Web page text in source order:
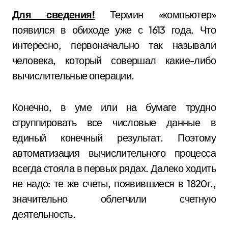
Для сведения!Термин «компьютер»
появился в обиходе уже с 1613 года. Что
интересно, первоначально так называли
человека, который совершал какие-либо
вычислительные операции.
Конечно, в уме или на бумаге трудно
сгруппировать все числовые данные в
единый конечный результат. Поэтому
автоматизация вычислительного процесса
всегда стояла в первых рядах. Далеко ходить
не надо: те же счеты, появившиеся в 1820г.,
значительно облегчили счетную
деятельность.